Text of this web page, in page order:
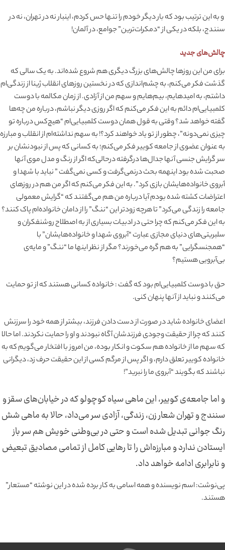
و به این ترتیب بود که بار دیگر خودم را تنها حس کردم، اینبار نه در تهران، نه در
سنندج، بلکه در یکی از “دمکرات‌ترین” جوامع، در آلمان!
چالش‌های جدید
برای من این روزها چالش‌های بزرگ دیگری هم شروع شده‌اند. به یک سالی که
گذشت فکر می‌کنم، به چشم‌اندازی که در نخستین روز‌های انقلاب ژینا از زندگی‌ام
داشتم، به امید‌هایم، بیم‌هایم و سهم من از آزادی. از زمان مکالمه با دوست
کلمبیایی‌ام دائم به این فکر می‌کنم که اگر روزی دیگر نباشم، درباره من چه‌ها
گفته خواهد شد؟ وقتی به قول همان دوست کلمبیایی‌ام “هیچ‌کس درباره تو
چیزی نمی‌دونه”، چطور از تو یاد خواهند کرد؟! به سهم نداشته‌ام از انقلاب و مبارزه
به عنوان عضوی از جامعه کوییر فکر می‌کنم؛ به کسانی که پس از نبودنشان بر
سر گرایش جنسی آنها جدال‌ها درگرفته درحالی‌که اگر از رنگ و مدل موی آنها
صحبت شده‌ بود اینهمه بحث درنمی‌گرفت و کسی نمی‌گفت ” نباید با شهدا و
آبروی خانواده‌هایشان بازی کرد”. به این فکر می‌کنم که اگر من هم در روزهای
اعتراضات کشته شده بودم آیا درباره من هم می‌گفتند که “گرایش معمولی
جامعه را زندگی می‌کرد” تا هرچه زودتر این “ننگ” را از دامان خانواده‌ام پاک کنند؟
به این فکر می‌کنم که چرا حتی در ادبیات بسیاری از به اصطلاح روشنفکران و
سلبریتی‌های دنیای مجازی عبارت “آبروی شهدا و خانواده‌هایشان” با
“همجنسگرایی” به هم گره می‌خورند؟ مگر از نظر اینها ما “ننگ” و مایه‌ی
بی‌آبرویی هستیم؟
حق با دوست کلمبیایی‌ام بود که گفت : خانواده کسانی هستند که از تو حمایت
می‌کنند و نباید از آنها پنهان کنی.
اعضای خانواده شاید در صورت از دست دادن فرزند، بیشتر از همه خود را سرزنش
کنند که چرا از حقیقت وجودی فرزندشان آگاه نبودند و او را حمایت نکردند. اما حالا
که سهم ما از خانواده‌ هم سکوت و انکار بوده، من امروز با افتخار می‌گویم که به
خانواده کوییر تعلق دارم، و اگر پس از مرگم کسی از این حقیقت حرف زد، دیگرانی
نباشند که بگویند “آبروی ما را نبرید”!
و اما جامعه‌ی کوییر، این ماهی سیاه کوچولو که در خیابان‌های سقز و
سنندج و تهران شعار زن، زندگی، آزادی سر می‌داد، حالا به ماهی شش
رنگ جوانی تبدیل شده است و حتی در بی‌وطنی خویش هم سر باز
ایستادن ندارد و مبارزه‌اش را تا رهایی کامل از تمامی مصادیق تبعیض
و نابرابری ادامه خواهد داد.
پی‌نوشت: اسم نویسنده و همه اسامی به کار برده شده در این نوشته “مستعار”
هستند.